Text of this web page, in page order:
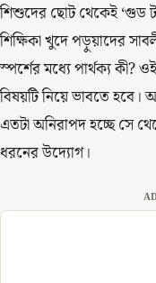
শিশুদের ছোট থেকেই ‘গুড
শিক্ষিকা খুদে পড়ুয়াদের
স্পর্শের মধ্যে পার্থক্য
বিষয়টি নিয়ে ভাবতে হবে।
এতটা অনিরাপদ হচ্ছে সে
ধরনের উদ্যোগ।